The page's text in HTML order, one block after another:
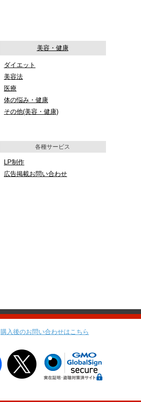
美容・健康
ダイエット
美容法
医療
体の悩み・健康
その他(美容・健康)
各種サービス
LP制作
広告掲載お問い合わせ
購入後のお問い合わせはこちら